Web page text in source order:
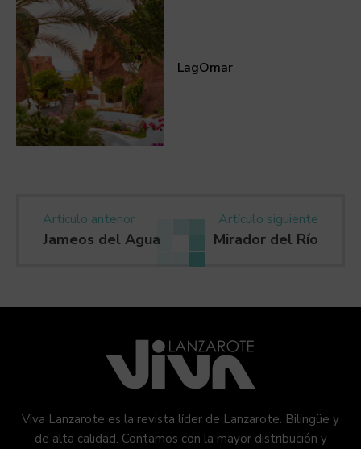
LagOmar
Artículo anterior
Jameos del Agua
Artículo siguiente
Mirador del Río
Viva Lanzarote es la revista líder de Lanzarote. Bilingüe y
de alta calidad. Contamos con la mayor distribución y